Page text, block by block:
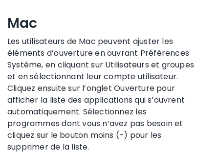
Mac
Les utilisateurs de Mac peuvent ajuster les
éléments d’ouverture en ouvrant Préférences
Système, en cliquant sur Utilisateurs et groupes
et en sélectionnant leur compte utilisateur.
Cliquez ensuite sur l’onglet Ouverture pour
afficher la liste des applications qui s’ouvrent
automatiquement. Sélectionnez les
programmes dont vous n’avez pas besoin et
cliquez sur le bouton moins (-) pour les
supprimer de la liste.